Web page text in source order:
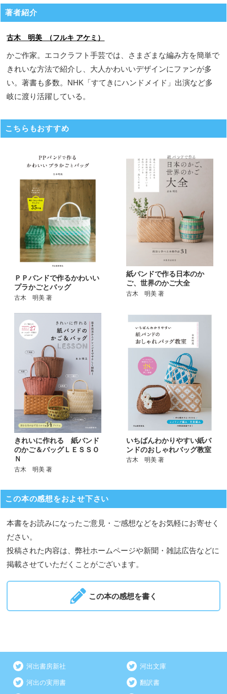
著者紹介
古木 明美 （フルキ アケミ）
かご作家。エコクラフト手芸では、さまざまな編み方を簡単で
きれいな方法で紹介し、大人かわいいデザインにファンが多
い。著書も多数。NHK「すてきにハンドメイド」出演など多
岐に渡り活躍している。
こちらもおすすめ
ＰＰバンドで作るかわいい
プラかごとバッグ
古木 明美 著
紙バンドで作る日本のか
ご、世界のかご大全
古木 明美 著
きれいに作れる 紙バンド
のかご＆バッグＬＥＳＳＯ
Ｎ
古木 明美 著
いちばんわかりやすい紙バ
ンドのおしゃれバッグ教室
古木 明美 著
この本の感想をおよせ下さい
本書をお読みになったご意見・ご感想などをお気軽にお寄せく
ださい。
投稿された内容は、弊社ホームページや新聞・雑誌広告などに
掲載させていただくことがございます。
この本の感想を書く
河出書房新社 河出文庫
河出の実用書 翻訳書